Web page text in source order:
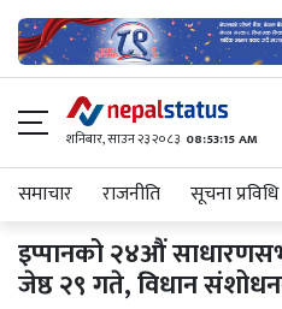
शनिबार, साउन २३ २०८३ 08:53:15 AM
समाचार राजनीति सूचना प्रविधि
इप्पानको २४औं
जेष्ठ २९ गते, विधान